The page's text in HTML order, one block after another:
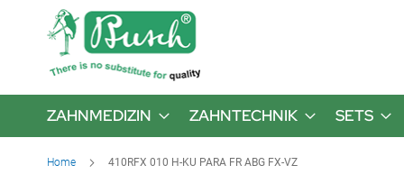
ZAHNMEDIZIN ZAHNTECHNIK SETS
Home 410RFX 010 H-KU PARA FR ABG FX-VZ